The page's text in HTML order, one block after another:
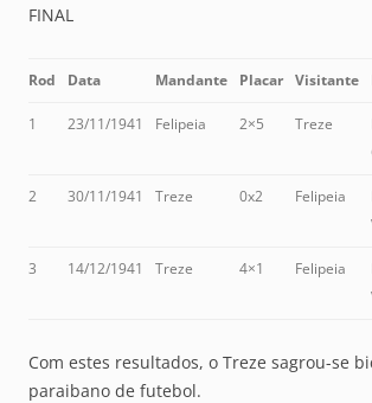
FINAL
Rod Data Mandante Placar Visitante
1 23/11/1941 Felipeia 2×5 Treze
2 30/11/1941 Treze 0x2 Felipeia
3 14/12/1941 Treze 4×1 Felipeia
Com estes resultados, o Treze sagrou-se
paraibano de futebol.